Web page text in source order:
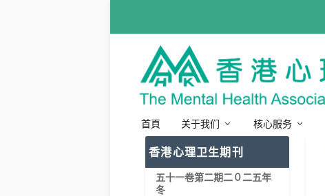
首頁 关于我们 核心服务
香港心理卫生期刊
五十一卷第二期二０二五年
冬